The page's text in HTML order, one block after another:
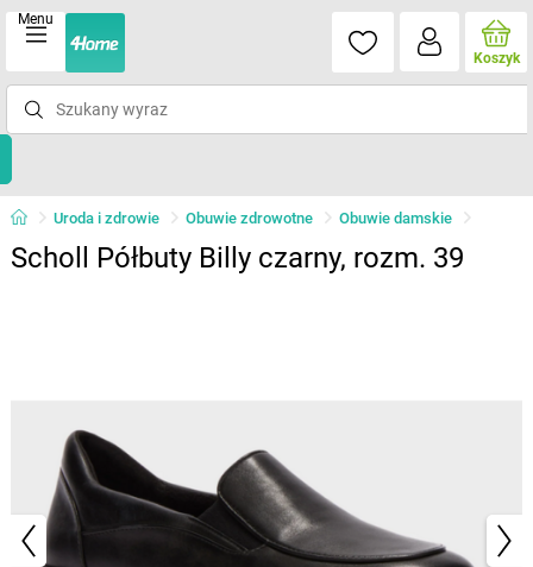
Menu
Koszyk
Uroda i zdrowie Obuwie zdrowotne Obuwie damskie
Scholl Półbuty Billy czarny, rozm. 39